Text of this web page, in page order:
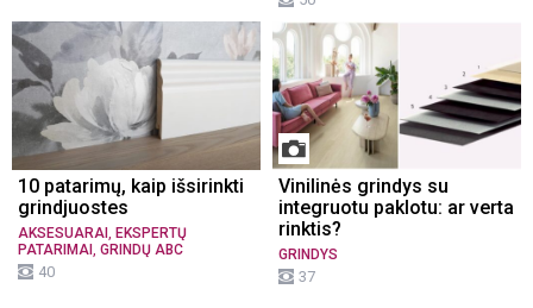
10 patarimų, kaip išsirinkti
grindjuostes
AKSESUARAI
EKSPERTŲ
PATARIMAI
GRINDŲ ABC
40
Vinilinės grindys su
integruotu paklotu: ar verta
rinktis?
GRINDYS
37